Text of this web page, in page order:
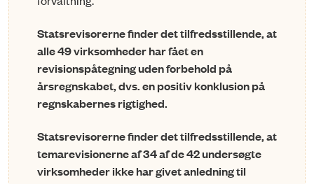
Statsrevisorerne finder det tilfredsstillende, at
alle 49 virksomheder har fået en
revisionspåtegning uden forbehold på
årsregnskabet, dvs. en positiv konklusion på
regnskabernes rigtighed.
Statsrevisorerne finder det tilfredsstillende, at
temarevisionerne af 34 af de 42 undersøgte
virksomheder ikke har givet anledning til